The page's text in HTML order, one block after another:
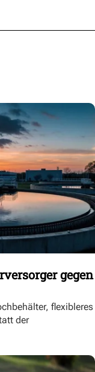
gegen
flexibleres
der